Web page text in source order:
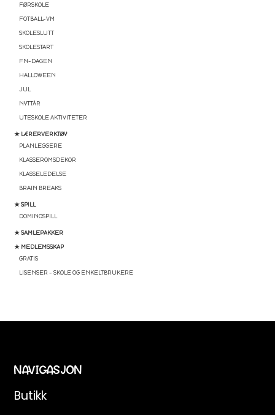
FØRSKOLE
FOTBALL-VM
SKOLESLUTT
SKOLESTART
FN-DAGEN
HALLOWEEN
JUL
NYTTÅR
UTESKOLE AKTIVITETER
★ LÆRERVERKTØY
PLANLEGGERE
KLASSEROMSDEKOR
KLASSELEDELSE
BRAIN BREAKS
★ SPILL
DOMINOSPILL
★ SAMLEPAKKER
★ MEDLEMSSKAP
GRATIS
LISENSER – SKOLE OG ENKELTBRUKERE
NAVIGASJON
Butikk